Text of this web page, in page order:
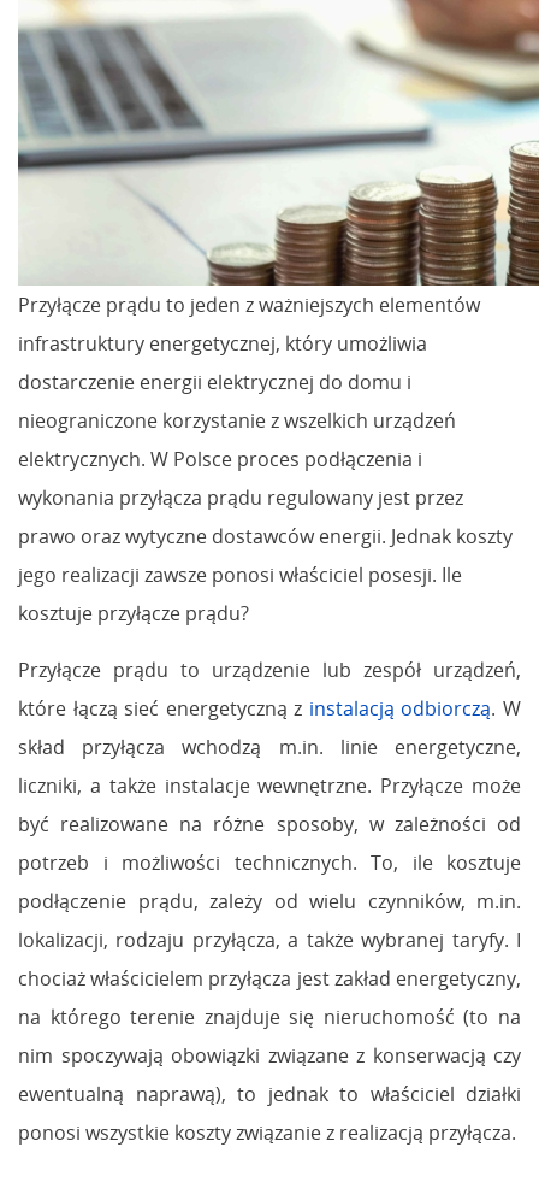
Przyłącze prądu to jeden z ważniejszych elementów
infrastruktury energetycznej, który umożliwia
dostarczenie energii elektrycznej do domu i
nieograniczone korzystanie z wszelkich urządzeń
elektrycznych. W Polsce proces podłączenia i
wykonania przyłącza prądu regulowany jest przez
prawo oraz wytyczne dostawców energii. Jednak koszty
jego realizacji zawsze ponosi właściciel posesji. Ile
kosztuje przyłącze prądu?
Przyłącze prądu to urządzenie lub zespół urządzeń,
które łączą sieć energetyczną z instalacją odbiorczą. W
skład przyłącza wchodzą m.in. linie energetyczne,
liczniki, a także instalacje wewnętrzne. Przyłącze może
być realizowane na różne sposoby, w zależności od
potrzeb i możliwości technicznych. To, ile kosztuje
podłączenie prądu, zależy od wielu czynników, m.in.
lokalizacji, rodzaju przyłącza, a także wybranej taryfy. I
chociaż właścicielem przyłącza jest zakład energetyczny,
na którego terenie znajduje się nieruchomość (to na
nim spoczywają obowiązki związane z konserwacją czy
ewentualną naprawą), to jednak to właściciel działki
ponosi wszystkie koszty związanie z realizacją przyłącza.